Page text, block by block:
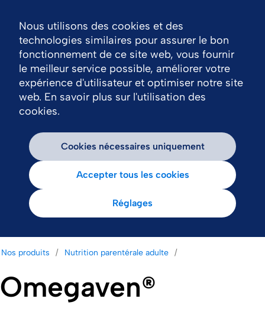
Nos produits Nutrition parentérale adulte
Omegaven®
Nous utilisons des cookies et des
technologies similaires pour assurer le bon
fonctionnement de ce site web, vous fournir
le meilleur service possible, améliorer votre
expérience d'utilisateur et optimiser notre site
web. En savoir plus sur l'utilisation des
cookies.
Cookies nécessaires uniquement
Accepter tous les cookies
Réglages